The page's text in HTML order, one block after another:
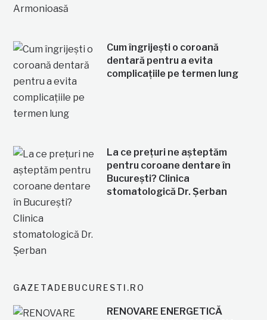
Cum îngrijești o coroană
dentară pentru a evita
complicațiile pe termen lung
La ce prețuri ne așteptăm
pentru coroane dentare în
București? Clinica
stomatologică Dr. Șerban
GAZETADEBUCURESTI.RO
RENOVARE ENERGETICĂ